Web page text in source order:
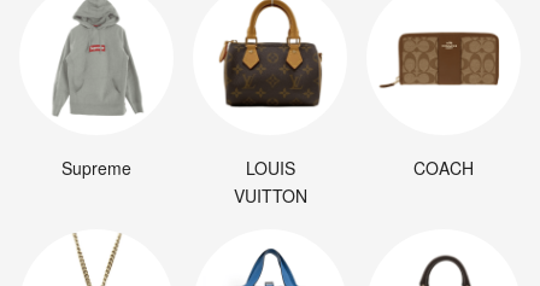
Supreme
LOUIS
VUITTON
COACH